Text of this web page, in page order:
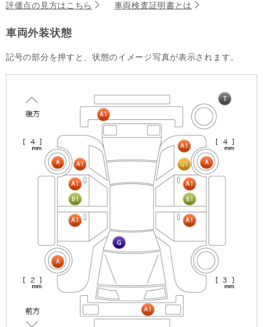
評価点の見方はこちら 車両検査証明書とは
車両外装状態
記号の部分を押すと、状態のイメージ写真が表示されます。